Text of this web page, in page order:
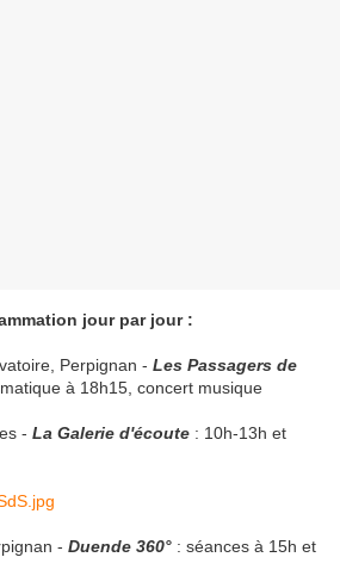
jour par jour :
Perpignan - Les Passagers de
à 18h15, concert musique
- La Galerie d'écoute : 10h-13h et
- Duende 360° : séances à 15h et